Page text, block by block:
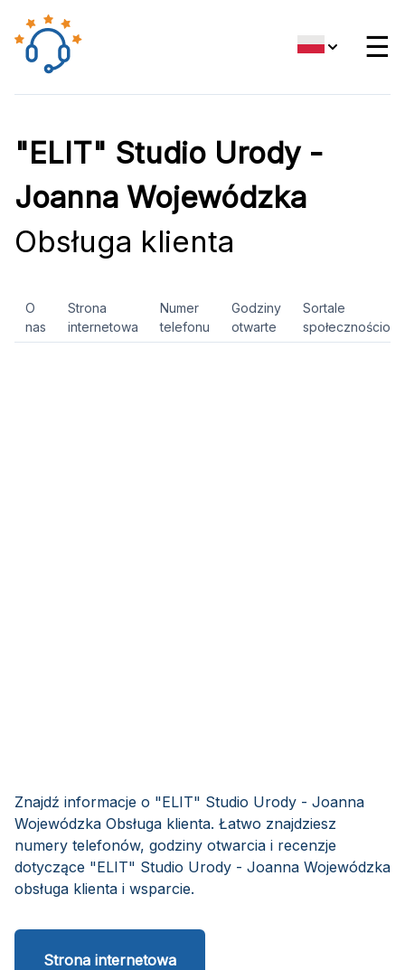
☰
"ELIT" Studio Urody -
Joanna Wojewódzka
Obsługa klienta
O
nas
Strona
internetowa
Numer
telefonu
Godziny
otwarte
Sortale
Znajdź informacje o "ELIT" Studio Urody - Joanna
Wojewódzka Obsługa klienta. Łatwo znajdziesz
numery telefonów, godziny otwarcia i recenzje
dotyczące "ELIT" Studio Urody - Joanna Wojewódzka
obsługa klienta i wsparcie.
Strona internetowa